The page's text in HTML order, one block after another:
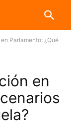
Parlamento: ¿Qué
en